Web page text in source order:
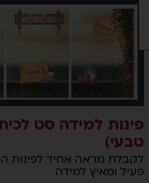
למידה סט
מראה אחיד לפינות
ומאיץ למידה